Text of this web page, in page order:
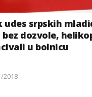
udes srpskih
bez dozvole,
u bolnicu
2018